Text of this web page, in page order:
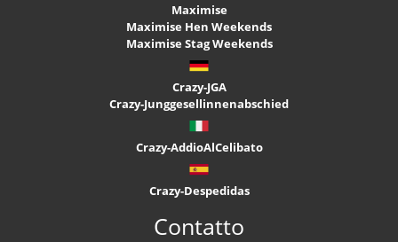
Maximise
Maximise Hen Weekends
Maximise Stag Weekends
Crazy-JGA
Crazy-Junggesellinnenabschied
Crazy-AddioAlCelibato
Crazy-Despedidas
Contatto